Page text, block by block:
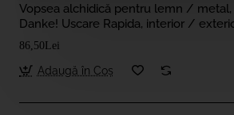
Vopsea alchidică pentru lemn / metal,
Danke! Uscare Rapida, interior /
2.5 L
86,50Lei
Adaugă în Coş